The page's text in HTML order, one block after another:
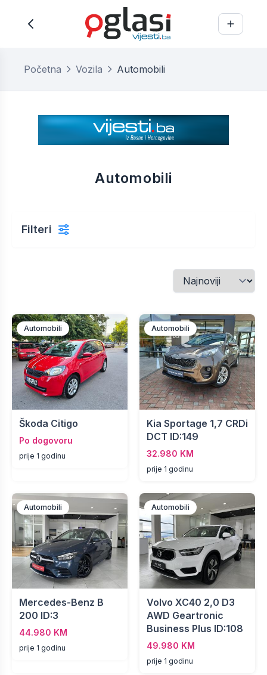
Početna Vozila Automobili
Automobili
Filteri
Automobili
Škoda Citigo
Po dogovoru
prije 1 godinu
Automobili
Kia Sportage 1,7 CRDi
DCT ID:149
32.980 KM
prije 1 godinu
Automobili
Mercedes-Benz B
200 ID:3
44.980 KM
prije 1 godinu
Automobili
Volvo XC40 2,0 D3
AWD Geartronic
Business Plus ID:108
49.980 KM
prije 1 godinu